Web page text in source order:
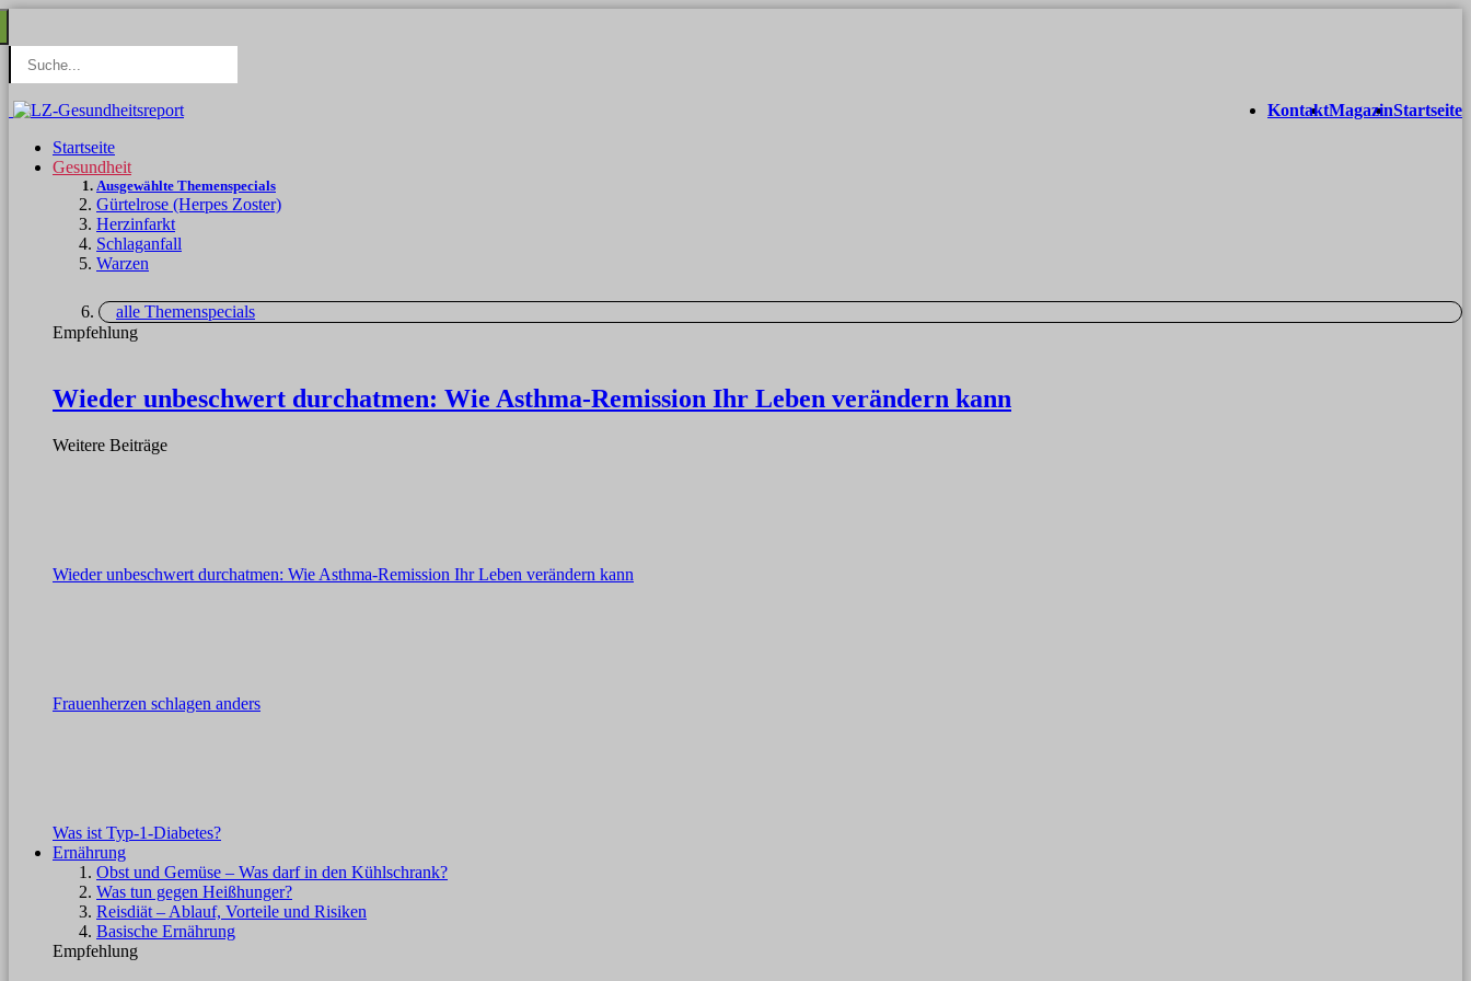
Startseite
Magazin
Kontakt
Startseite
Gesundheit
Ausgewählte Themenspecials
Gürtelrose (Herpes Zoster)
Herzinfarkt
Schlaganfall
Warzen
alle Themenspecials
Empfehlung
Wieder unbeschwert durchatmen: Wie Asthma-Remission Ihr Leben verändern kann
Weitere Beiträge
Wieder unbeschwert durchatmen: Wie Asthma-Remission Ihr Leben verändern kann
Frauenherzen schlagen anders
Was ist Typ-1-Diabetes?
Ernährung
Obst und Gemüse – Was darf in den Kühlschrank?
Was tun gegen Heißhunger?
Reisdiät – Ablauf, Vorteile und Risiken
Basische Ernährung
Empfehlung